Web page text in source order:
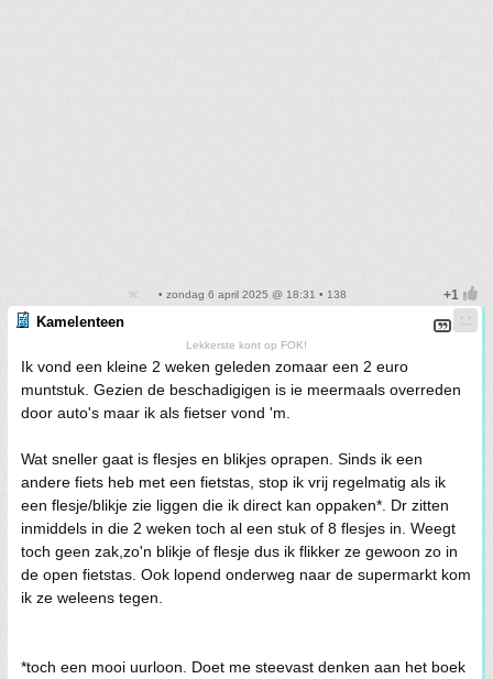
• zondag 6 april 2025 @ 18:31 • 138
Kamelenteen
Lekkerste kont op FOK!
Ik vond een kleine 2 weken geleden zomaar een 2 euro
muntstuk. Gezien de beschadigigen is ie meermaals overreden
door auto's maar ik als fietser vond 'm.
Wat sneller gaat is flesjes en blikjes oprapen. Sinds ik een
andere fiets heb met een fietstas, stop ik vrij regelmatig als ik
een flesje/blikje zie liggen die ik direct kan oppaken*. Dr zitten
inmiddels in die 2 weken toch al een stuk of 8 flesjes in. Weegt
toch geen zak,zo'n blikje of flesje dus ik flikker ze gewoon zo in
de open fietstas. Ook lopend onderweg naar de supermarkt kom
ik ze weleens tegen.
*toch een mooi uurloon. Doet me steevast denken aan het boek